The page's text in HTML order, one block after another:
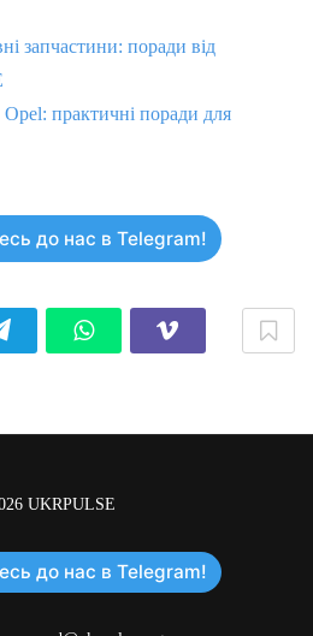
запчастини: поради від
практичні поради для
до нас в Telegram!
UKRPULSE
до нас в Telegram!